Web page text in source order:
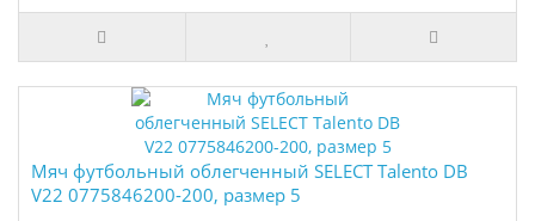
Мяч футбольный облегченный SELECT Talento DB
V22 0775846200-200, размер 5